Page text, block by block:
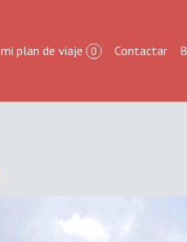
mi plan de viaje 0 Contactar